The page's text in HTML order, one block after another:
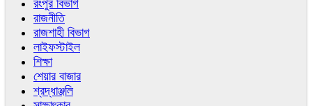
রংপুর বিভাগ
রাজনীতি
রাজশাহী বিভাগ
লাইফস্টাইল
শিক্ষা
শেয়ার বাজার
শ্রদ্ধাঞ্জলি